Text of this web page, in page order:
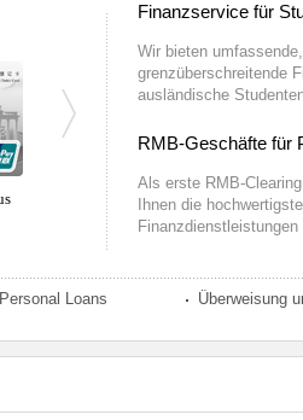
Great Wall International
Euro Debitkarte
Finanzservice für
Wir bieten
grenzüberschreitende
ausländische
RMB-Geschäfte für
Als erste RMB-
Ihnen die
Finanzdienstleistungen
Personal Loans